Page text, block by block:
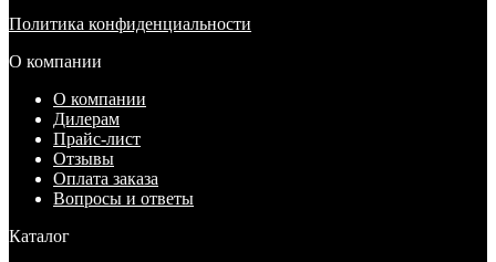
Политика конфиденциальности
О компании
О компании
Дилерам
Прайс-лист
Отзывы
Оплата заказа
Вопросы и ответы
Каталог